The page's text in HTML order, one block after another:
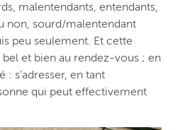
malentendants, entendants,
non, sourd/malentendant
peu seulement. Et cette
et bien au rendez-vous ; en
s’adresser, en tant
qui peut effectivement